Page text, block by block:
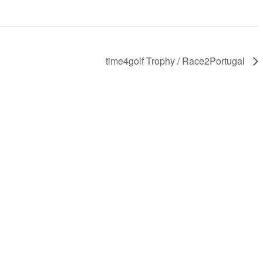
time4golf Trophy / Race2Portugal